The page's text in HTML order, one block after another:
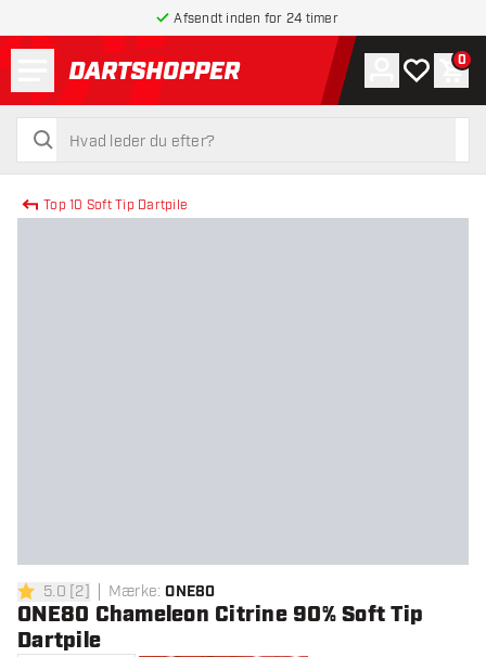
Afsendt inden for 24 timer
tilbage til forsiden
søg
søg
Konto
Min 0
Top 10 Soft Tip Dartpile
5 bedømmelsesstjerner
5.0 [2] Mærke: ONE80
ONE80 Chameleon Citrine 90% Soft Tip
Dartpile